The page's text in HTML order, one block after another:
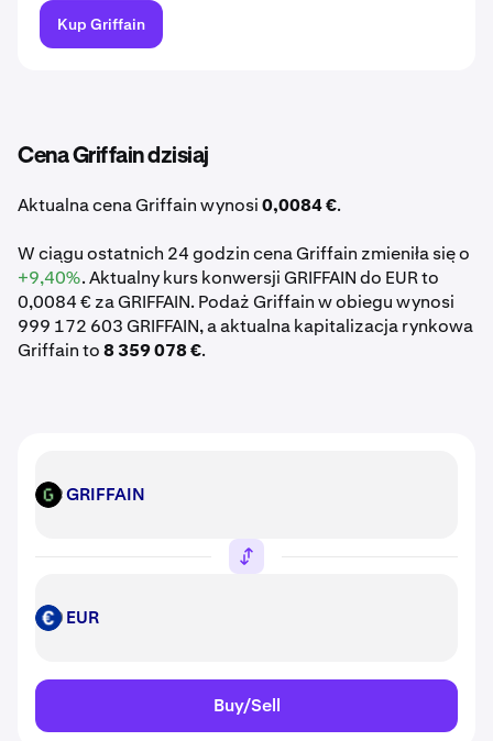
Kup Griffain
Cena Griffain dzisiaj
Aktualna cena Griffain wynosi0,0084 €.
W ciągu ostatnich 24 godzin cena Griffain zmieniła się o
+9,40%. Aktualny kurs konwersji GRIFFAIN do EUR to
0,0084 € za GRIFFAIN. Podaż Griffain w obiegu wynosi
999 172 603 GRIFFAIN, a aktualna kapitalizacja rynkowa
Griffain to8 359 078 €.
GRIFFAIN GRIFFAIN
EUR EUR
Buy/Sell